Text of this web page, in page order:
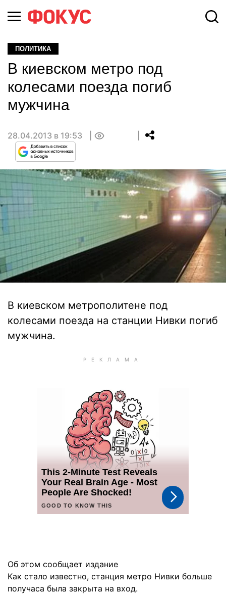
ПОЛИТИКА
В киевском метро под
колесами поезда погиб
мужчина
28.04.2013 в 19:53
В киевском метрополитене под
колесами поезда на станции Нивки погиб
мужчина.
Об этом сообщает издание
Как стало известно, станция метро Нивки больше
получаса была закрыта на вход.